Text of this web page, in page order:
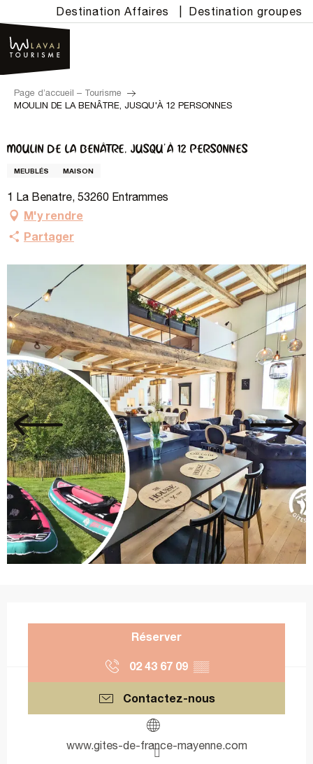
au
contenu
principal
Destination Affaires Destination groupes
Page d’accueil – Tourisme
MOULIN DE LA BENÂTRE, JUSQU'À 12 PERSONNES
MOULIN DE LA BENÂTRE, JUSQU'À 12 PERSONNES
MEUBLÉS MAISON
1 La Benatre, 53260 Entrammes
M'y rendre
Partager
Réserver
02 43 67 09 ▒▒
Contactez-nous
www.gites-de-france-mayenne.com